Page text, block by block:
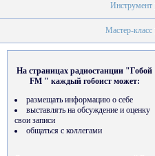
Инструмент
Мастер-класс
На страницах радиостанции "Гобой
FM " каждый гобоист может:
размещать информацию о себе
выставлять на обсуждение и оценку
свои записи
общаться с коллегами